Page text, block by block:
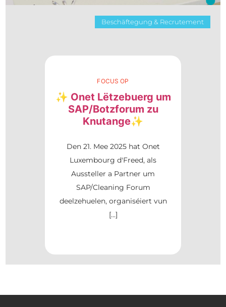
Beschäftegung & Recrutement
FOCUS OP
✨ Onet Lëtzebuerg um
SAP/Botzforum zu
Knutange✨
Den 21. Mee 2025 hat Onet
Luxembourg d'Freed, als
Aussteller a Partner um
SAP/Cleaning Forum
deelzehuelen, organiséiert vun
[…]